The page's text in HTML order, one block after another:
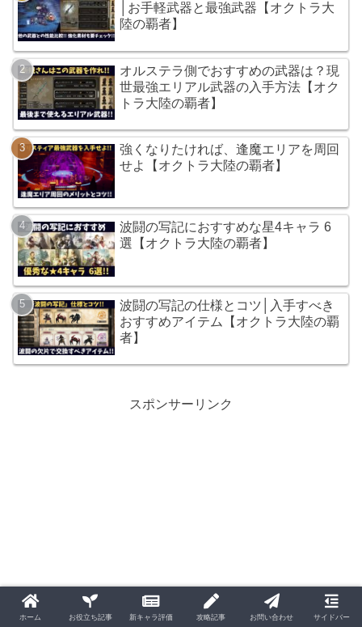
│お手軽武器と最強武器【オクトラ大
陸の覇者】
オルステラ側でおすすめの武器は？現
世最強エリアル武器の入手方法【オク
トラ大陸の覇者】
強くなりたければ、逢魔エリアを周回
せよ【オクトラ大陸の覇者】
波闘の写記におすすめな星4キャラ 6
選【オクトラ大陸の覇者】
波闘の写記の仕様とコツ│入手すべき
おすすめアイテム【オクトラ大陸の覇
者】
スポンサーリンク
ホーム お役立ち記事 新キャラ評価 攻略記事 お問い合わせ サイドバー